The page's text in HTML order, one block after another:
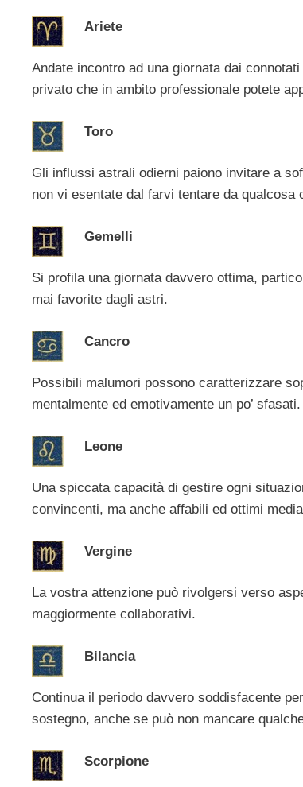
Ariete
Andate incontro ad una giornata dai
privato che in ambito professionale potete
Toro
Gli influssi astrali odierni paiono invitare a
non vi esentate dal farvi tentare da qualcosa
Gemelli
Si profila una giornata davvero ottima,
mai favorite dagli astri.
Cancro
Possibili malumori possono caratterizzare
mentalmente ed emotivamente un po’ sfasati.
Leone
Una spiccata capacità di gestire ogni
convincenti, ma anche affabili ed ottimi
Vergine
La vostra attenzione può rivolgersi verso
maggiormente collaborativi.
Bilancia
Continua il periodo davvero soddisfacente
sostegno, anche se può non mancare
Scorpione